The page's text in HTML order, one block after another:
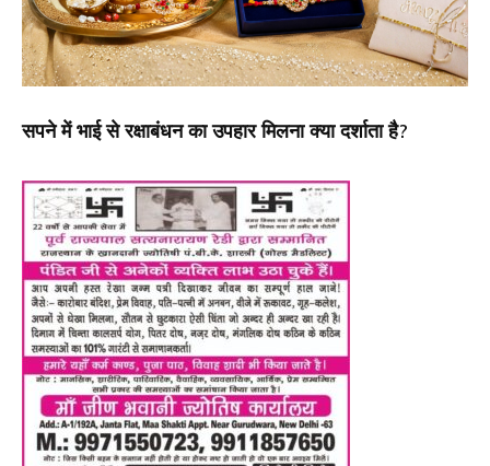
सपने में भाई से रक्षाबंधन का उपहार मिलना क्या दर्शाता है?